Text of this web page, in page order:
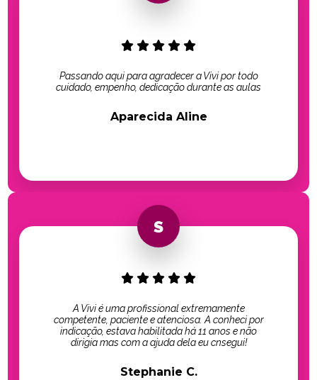
Passando aqui para agradecer a Vivi por todo
cuidado, empenho, dedicação durante as aulas
Aparecida Aline
A Vivi é uma profissional extremamente
competente, paciente e atenciosa. A conheci por
indicação, estava habilitada há 11 anos e não
dirigia mas com a ajuda dela eu cnsegui!
Stephanie C.